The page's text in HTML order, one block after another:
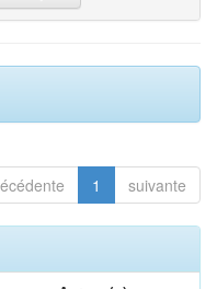
1 suivante